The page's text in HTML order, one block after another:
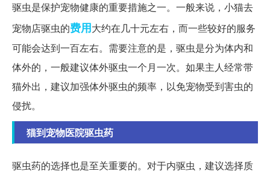
驱虫是保护宠物健康的重要措施之一。一般来说，小猫去
宠物店驱虫的费用大约在几十元左右，而一些较好的服务
可能会达到一百左右。需要注意的是，驱虫是分为体内和
体外的，一般建议体外驱虫一个月一次。如果主人经常带
猫外出，建议加强体外驱虫的频率，以免宠物受到害虫的
侵扰。
猫到宠物医院驱虫药
驱虫药的选择也是至关重要的。对于内驱虫，建议选择质